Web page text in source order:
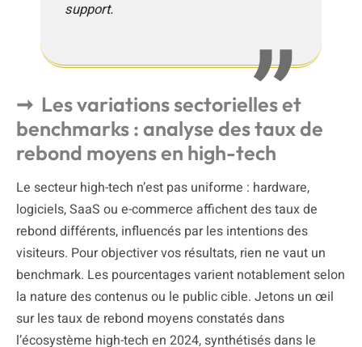
support.
Les variations sectorielles et
benchmarks : analyse des taux de
rebond moyens en high-tech
Le secteur high-tech n’est pas uniforme : hardware,
logiciels, SaaS ou e-commerce affichent des taux de
rebond différents, influencés par les intentions des
visiteurs. Pour objectiver vos résultats, rien ne vaut un
benchmark. Les pourcentages varient notablement selon
la nature des contenus ou le public cible. Jetons un œil
sur les taux de rebond moyens constatés dans
l’écosystème high-tech en 2024, synthétisés dans le